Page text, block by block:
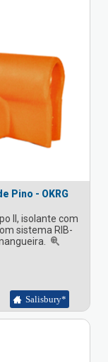
Pino - OKRG
II, isolante com
sistema RIB-
Salisbury*